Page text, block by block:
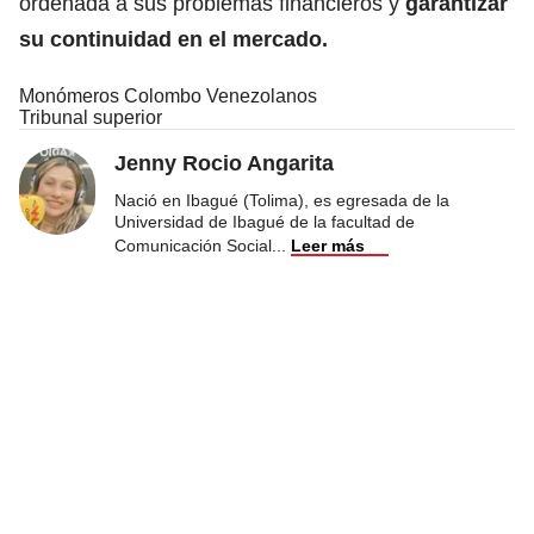
su continuidad en el mercado.
Monómeros Colombo Venezolanos
Tribunal superior
Jenny Rocio Angarita
Nació en Ibagué (Tolima), es egresada de la
Universidad de Ibagué de la facultad de
Comunicación Social
Leer más